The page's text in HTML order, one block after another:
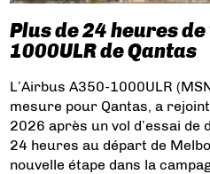
Plus de 24 heures
1000ULR de Qantas
L’Airbus A350-1000ULR
mesure pour Qantas, a
2026 après un vol d’essai de
24 heures au départ de
nouvelle étape dans la